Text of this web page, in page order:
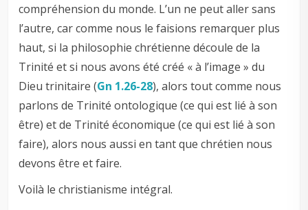
compréhension du monde. L’un ne peut aller sans
l’autre, car comme nous le faisions remarquer plus
haut, si la philosophie chrétienne découle de la
Trinité et si nous avons été créé « à l’image » du
Dieu trinitaire (Gn 1.26-28), alors tout comme nous
parlons de Trinité ontologique (ce qui est lié à son
être) et de Trinité économique (ce qui est lié à son
faire), alors nous aussi en tant que chrétien nous
devons être et faire.
Voilà le christianisme intégral.